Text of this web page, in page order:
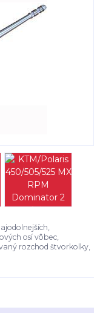
osí vôbec,
rozchod štvorkolky,